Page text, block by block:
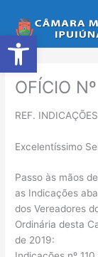
Abrir a barra de
para
o
conteúdo
OFÍCIO
REF.
Excelentíssimo
Passo às mãos
as Indicações
dos Vereadores
Ordinária desta
de 2019: